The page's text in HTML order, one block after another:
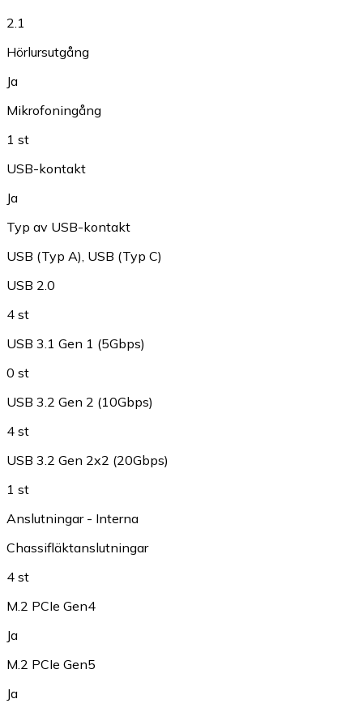
2.1
Hörlursutgång
Ja
Mikrofoningång
1 st
USB-kontakt
Ja
Typ av USB-kontakt
USB (Typ A), USB (Typ C)
USB 2.0
4 st
USB 3.1 Gen 1 (5Gbps)
0 st
USB 3.2 Gen 2 (10Gbps)
4 st
USB 3.2 Gen 2x2 (20Gbps)
1 st
Anslutningar - Interna
Chassifläktanslutningar
4 st
M.2 PCIe Gen4
Ja
M.2 PCIe Gen5
Ja